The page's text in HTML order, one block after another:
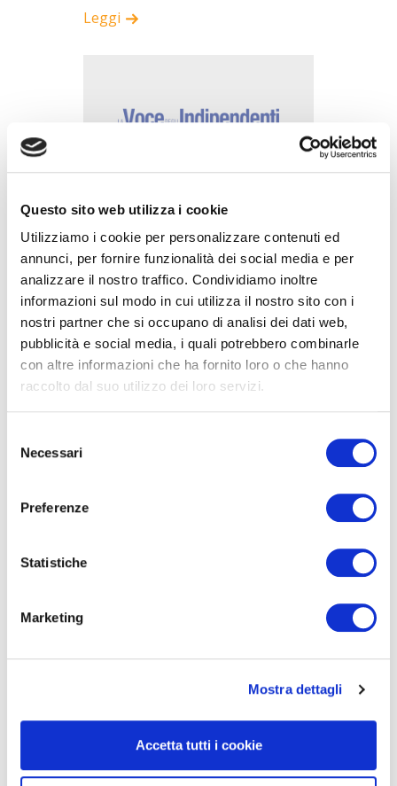
Questo sito web utilizza i cookie
Utilizziamo i cookie per personalizzare contenuti ed
annunci, per fornire funzionalità dei social media e per
analizzare il nostro traffico. Condividiamo inoltre
informazioni sul modo in cui utilizza il nostro sito con i
nostri partner che si occupano di analisi dei dati web,
pubblicità e social media, i quali potrebbero combinarle
con altre informazioni che ha fornito loro o che hanno
raccolto dal suo utilizzo dei loro servizi.
delNecessari
Preferenze
Statistiche
Marketing
Mostra dettagli
Accetta tutti i cookie
Leggi
26/03/2019
Disciplina della copertura
assicurativa delle spese
legali nelle polizze D&O:
inquadramento e
problematiche
Leggi
Polizze assicurative e
definitiva)